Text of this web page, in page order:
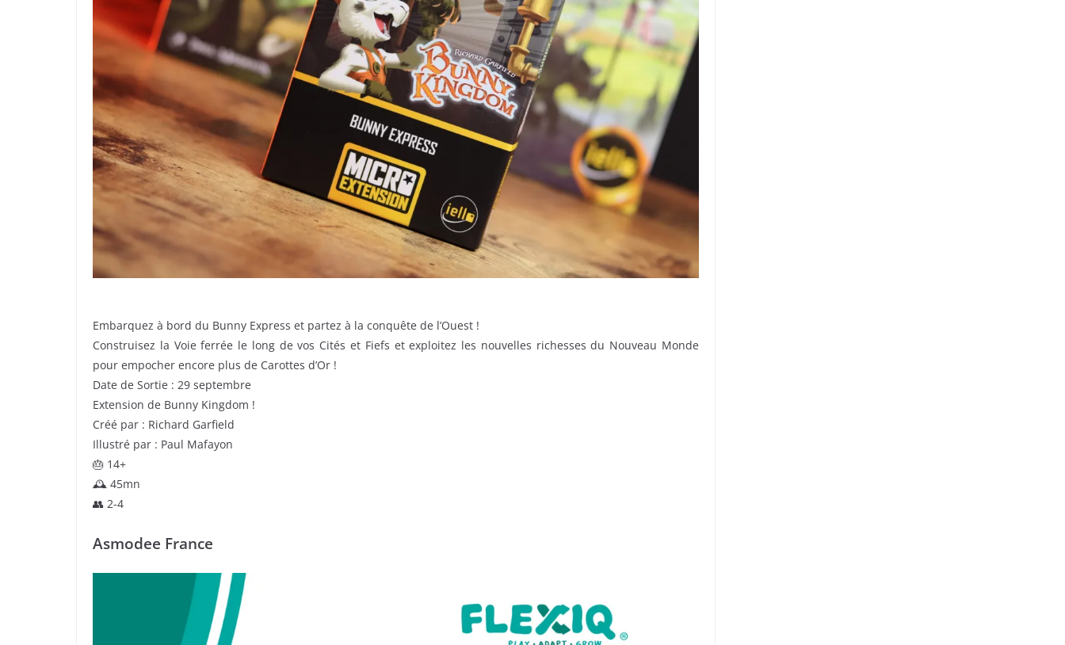
Embarquez à bord du Bunny Express et partez à la conquête de l’Ouest !
Construisez la Voie ferrée le long de vos Cités et Fiefs et exploitez les nouvelles richesses du Nouveau Monde
pour empocher encore plus de Carottes d’Or !
Date de Sortie : 29 septembre
Extension de Bunny Kingdom !
Créé par : Richard Garfield
Illustré par : Paul Mafayon
🎂 14+
🕰 45mn
👥 2-4
Asmodee France